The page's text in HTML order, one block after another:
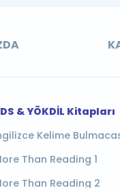
& YÖKDİL Kitapları
Kelime
Than Reading 1
Than Reading 2